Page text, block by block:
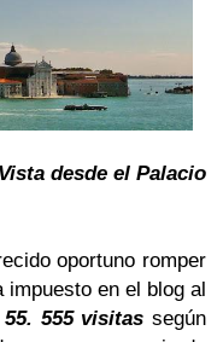
Vista desde el Palacio
oportuno romper
en el blog al
55. 555 visitas según